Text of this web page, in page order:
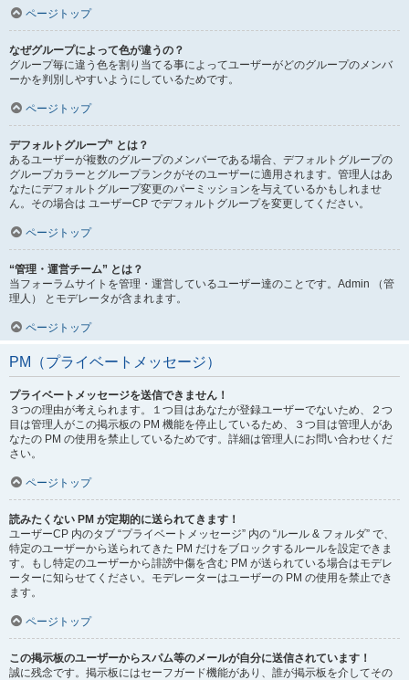
ページトップ
なぜグループによって色が違うの？
グループ毎に違う色を割り当てる事によってユーザーがどのグループのメンバ
ーかを判別しやすいようにしているためです。
ページトップ
デフォルトグループ” とは？
あるユーザーが複数のグループのメンバーである場合、デフォルトグループの
グループカラーとグループランクがそのユーザーに適用されます。管理人はあ
なたにデフォルトグループ変更のパーミッションを与えているかもしれませ
ん。その場合は ユーザーCP でデフォルトグループを変更してください。
ページトップ
“管理・運営チーム” とは？
当フォーラムサイトを管理・運営しているユーザー達のことです。Admin （管
理人） とモデレータが含まれます。
ページトップ
PM（プライベートメッセージ）
プライベートメッセージを送信できません！
３つの理由が考えられます。１つ目はあなたが登録ユーザーでないため、２つ
目は管理人がこの掲示板の PM 機能を停止しているため、３つ目は管理人があ
なたの PM の使用を禁止しているためです。詳細は管理人にお問い合わせくだ
さい。
ページトップ
読みたくない PM が定期的に送られてきます！
ユーザーCP 内のタブ “プライベートメッセージ” 内の “ルール & フォルダ” で、
特定のユーザーから送られてきた PM だけをブロックするルールを設定できま
す。もし特定のユーザーから誹謗中傷を含む PM が送られている場合はモデレ
ーターに知らせてください。モデレーターはユーザーの PM の使用を禁止でき
ます。
ページトップ
この掲示板のユーザーからスパム等のメールが自分に送信されています！
誠に残念です。掲示板にはセーフガード機能があり、誰が掲示板を介してその